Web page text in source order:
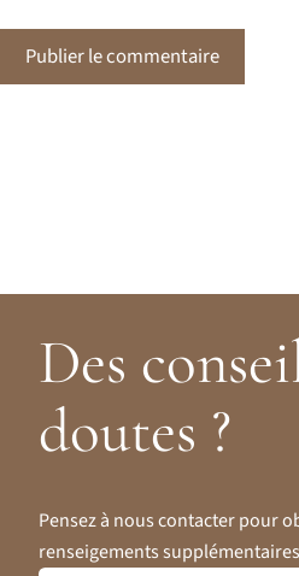
Des
doutes ?
Pensez à nous contacter pour
renseigements